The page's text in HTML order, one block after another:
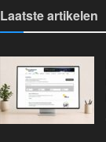
Laatste artikelen